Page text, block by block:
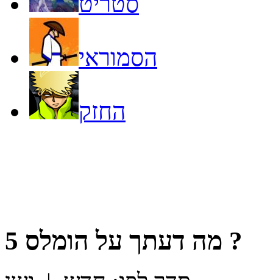
הסמוראי
החזק
מה דעתך על הומלס 5 ?